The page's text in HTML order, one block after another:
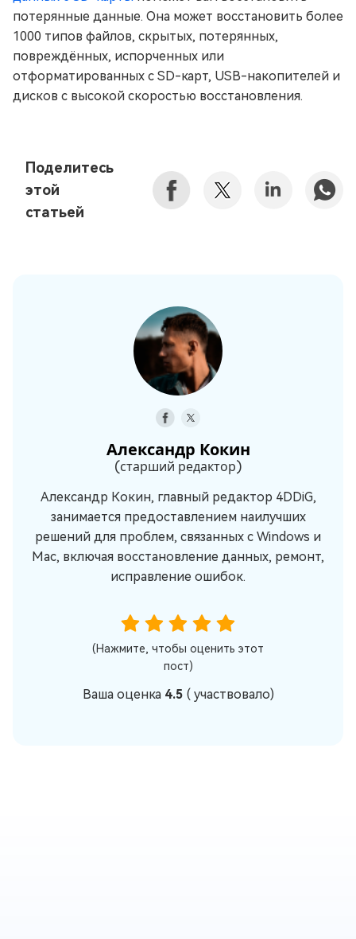
потерянные данные. Она может восстановить более
1000 типов файлов, скрытых, потерянных,
повреждённых, испорченных или
отформатированных с SD-карт, USB-накопителей и
дисков с высокой скоростью восстановления.
Поделитесь
этой
статьей
Александр Кокин
(старший редактор)
Александр Кокин, главный редактор 4DDiG,
занимается предоставлением наилучших
решений для проблем, связанных с Windows и
Mac, включая восстановление данных, ремонт,
исправление ошибок.
(Нажмите, чтобы оценить этот
пост)
Ваша оценка 4.5 (участвовало)